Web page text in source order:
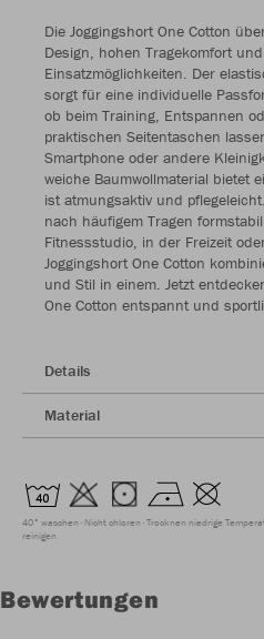
Die Joggingshort One Cotton
Design, hohen Tragekomfort
Einsatzmöglichkeiten. Der
sorgt für eine individuelle
ob beim Training, Entspannen
praktischen Seitentaschen
Smartphone oder andere
weiche Baumwollmaterial bietet
ist atmungsaktiv und
nach häufigem Tragen
Fitnessstudio, in der Freizeit
Joggingshort One Cotton
und Stil in einem. Jetzt
One Cotton entspannt und
Details
Material
40° waschen Nicht chloren Trocknen niedrige
reinigen
Bewertungen